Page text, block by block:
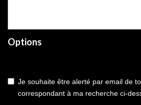
Options
Je souhaite être alerté par email de
correspondant à ma recherche ci-